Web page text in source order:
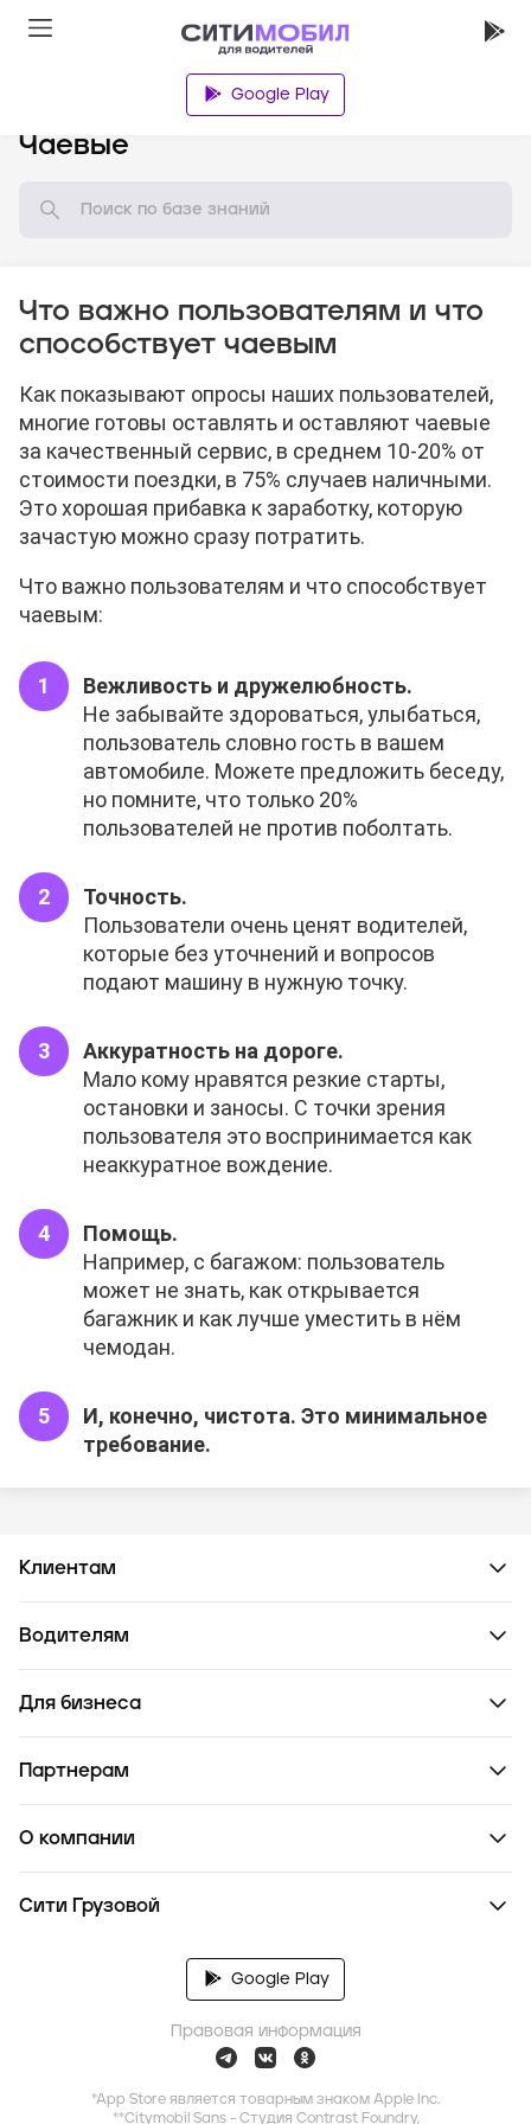
Google Play
Чаевые
Что важно пользователям и что
способствует чаевым
Как показывают опросы наших пользователей,
многие готовы оставлять и оставляют чаевые
за качественный сервис, в среднем 10-20% от
стоимости поездки, в 75% случаев наличными.
Это хорошая прибавка к заработку, которую
зачастую можно сразу потратить.
Что важно пользователям и что способствует
чаевым:
Вежливость и дружелюбность.
Не забывайте здороваться, улыбаться,
пользователь словно гость в вашем
автомобиле. Можете предложить беседу,
но помните, что только 20%
пользователей не против поболтать.
Точность.
Пользователи очень ценят водителей,
которые без уточнений и вопросов
подают машину в нужную точку.
Аккуратность на дороге.
Мало кому нравятся резкие старты,
остановки и заносы. С точки зрения
пользователя это воспринимается как
неаккуратное вождение.
Помощь.
Например, с багажом: пользователь
может не знать, как открывается
багажник и как лучше уместить в нём
чемодан.
И, конечно, чистота. Это минимальное
требование.
Клиентам
Водителям
Для бизнеса
Партнерам
О компании
Сити Грузовой
Google Play
Правовая информация
*App Store является товарным знаком Apple Inc.
**Citymobil Sans - Студия Contrast Foundry,